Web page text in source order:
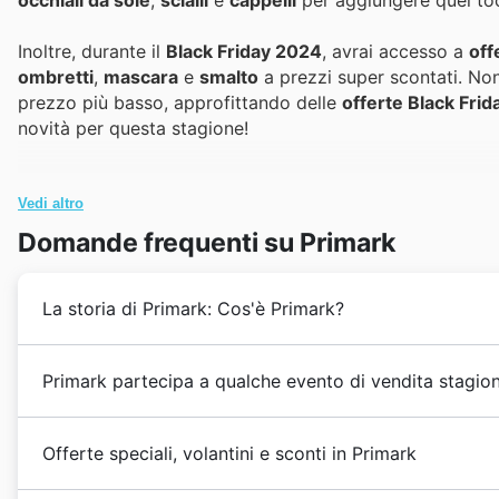
Inoltre, durante il Black Friday 2024, avrai accesso a
ombretti, mascara e smalto a prezzi super scontati.
prezzo più basso, approfittando delle offerte Black
novità per questa stagione!
Vedi altro
Domande frequenti su Primark
La storia di Primark: Cos'è Primark?
Regno Unito. Questi negozi e tutti quelli successivi
Primarkè arrivato in Italia nel 2016, quando ha
Nel 2020
Primark
aveva cinque negozi sparsi tra
nuovissimo negozio a Roma, con oltre 4.500 metri
Primark partecipa a qualche evento di vendita
sconti e le offerte, ti consigliamo di consultare i
negozio Primark locale. Troverai offerte speciali in
Offerte speciali, volantini e sconti in Primark